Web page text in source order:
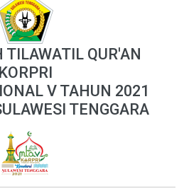
TILAWATIL QUR'AN
KORPRI
V TAHUN 2021
TENGGARA